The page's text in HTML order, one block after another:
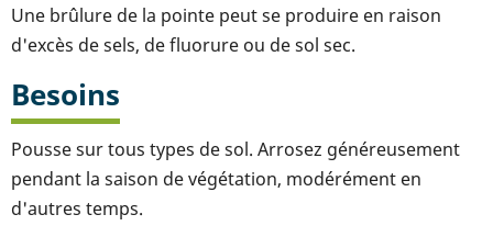
Une brûlure de la pointe peut se produire en raison
d'excès de sels, de fluorure ou de sol sec.
Besoins
Pousse sur tous types de sol. Arrosez généreusement
pendant la saison de végétation, modérément en
d'autres temps.